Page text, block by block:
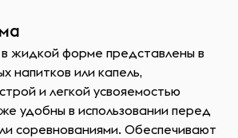
жидкой форме представлены в
напитков или капель,
и легкой усвояемостью
удобны в использовании перед
соревнованиями. Обеспечивают